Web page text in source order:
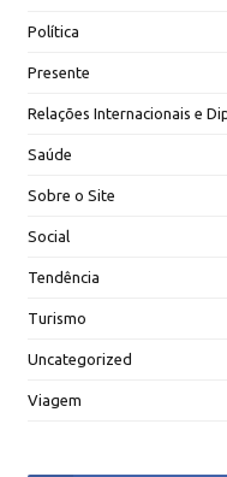
Política
Presente
Relações Internacionais e
Saúde
Sobre o Site
Social
Tendência
Turismo
Uncategorized
Viagem